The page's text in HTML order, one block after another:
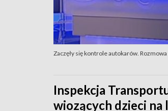
Zaczęły się kontrole autokarów.
Inspekcja
wiozących dzieci na